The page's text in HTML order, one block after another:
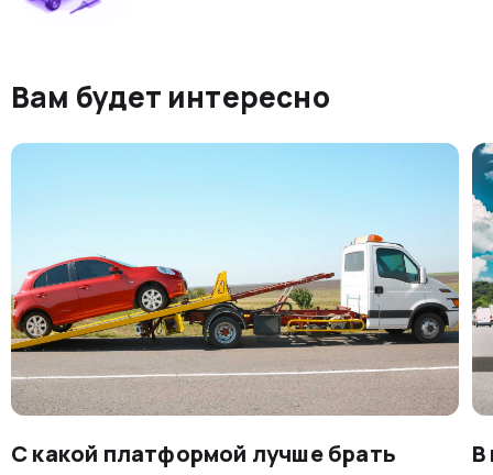
Вам будет интересно
С какой платформой лучше брать
В